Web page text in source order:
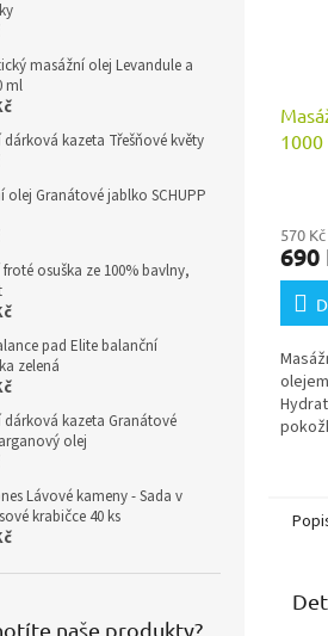
masážní olej Levandule a
ml
dárková kazeta Třešňové květy
olej Granátové jablko SCHUPP
osuška ze 100% bavlny,
pad Elite balanční
zelená
dárková kazeta Granátové
olej
Lávové kameny - Sada v
krabičce 40 ks
naše produkty?
570
690